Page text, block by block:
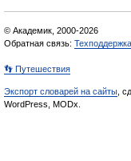
© Академик, 2000-2026
Обратная связь: Техподдержка
👣 Путешествия
Экспорт словарей на сайты ,
WordPress, MODx.